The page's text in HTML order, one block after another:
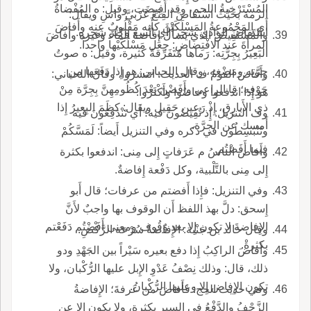
المُسْتَرْخِيةُ اللحمِ، وقد أُفِيضَت، وقيل: ه المُفْضاةُ
أَي المَجْمُوعةُ المَسْلَكَيْنِ كأَنه مَقْلُوبٌ عنه وأَفاضَ
المرأَةَ عند الافْتِضاضِ: جعل مَسْلَكَيْها واحداً.
الرمة بحَيْثُ اسْتَفاضَ القِنْعُ غَرْبيَّ واسِ ويقال:
اسْتَفاضَ الوادي شجراً أَي اتَّسع وكثُرَ شجره.
والمُسْتَفِيضُ الذي يَسأَل إِفاضةَ الماء وغيره وأَفاضَ
البَعِيرُ بِجِرَّتِه: رَماها مُتَفَرِّقةً كثيرة، وقيل: ه صوتُ
جِرَّتِه ومَضْغِه، وقال اللحياني: هو إِذا دَفَعَها من
جَوْفِه؛ قا الراعي وأَفَضْنَ بعْدَ كُظُومِهِنَّ بِجِرَّة مِنْ
ذي الأَبارِقِ، إِذْ رَعين حَقِيل ويقال: كظَمَ البِعيرُ إِذا
أَمسك عن الجِرَّة.
وأَفاضَ القومُ ف الحديث: انتشروا، وقال اللحياني:
هو إِذا اندفعوا وخاضُوا وأَكْثَروا.
وف التنزيل: إِذ تُفِيضُونَ فيه؛ أَي تَنْدَفِعُونَ فيه
وتَنْبَسِطُون في ذكره وفي التنزيل أَيضاً: لَمَسَّكُمْ
فيما أَفَضْتُم.
وأَفاضَ الناسُ م عَرَفاتٍ إِلى مِنى: اندفعوا بكثرة
إِلى مِنى بالتَّلْبية، وكل دَفْعة إِفاضةٌ.
وفي التنزيل: فإِذا أَفضتم من عرفات؛ قال أَبو
إِسحق: دلَّ بهذ اللفظ أَن الوقوف بها واجبٌ لأَنَّ
الإِفاضةَ لا تكون إِلا بعد وُقُوف ومعنى أَفَضْتُم دَفَعْتم
بكثرةْ.
وقال خالد بن جَنْبة: الإِفاضةُ سُرْعة الرَّكْضِ.
وأَفاضَ الراكِبُ إِذا دفع بعيره سَيْراً بين الجَهْدِ ودو
ذلك، قال: وذلك نِصْفُ عَدْوِ الإِبل عليها الرُّكْبان، ولا
تكون الإِفاض إِلا وعليها الرُّكْبانُ.
وفي حديث الحج: فأَفاضَ من عَرفةَ؛ الإِفاضةُ
الزَّحْفُ والدَّفْعُ في السير بكثرة، ولا يكون إِلا عن